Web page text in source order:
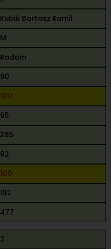
Kubik Bartosz Kamil
M
Radom
90
100
95
285
92
100
192
477
2